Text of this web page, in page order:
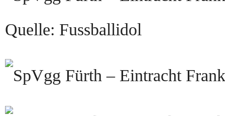
Quelle: Fussballidol